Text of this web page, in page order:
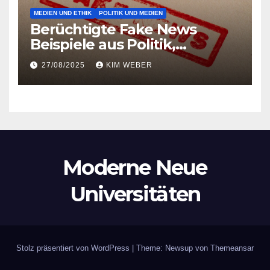
MEDIEN UND ETHIK POLITIK UND MEDIEN
Berüchtigte Fake News
Beispiele aus Politik,
Pandemie und Popkultur
entlarvt
27/08/2025 KIM WEBER
Moderne Neue
Universitäten
Stolz präsentiert von WordPress Theme: Newsup von Themeansar